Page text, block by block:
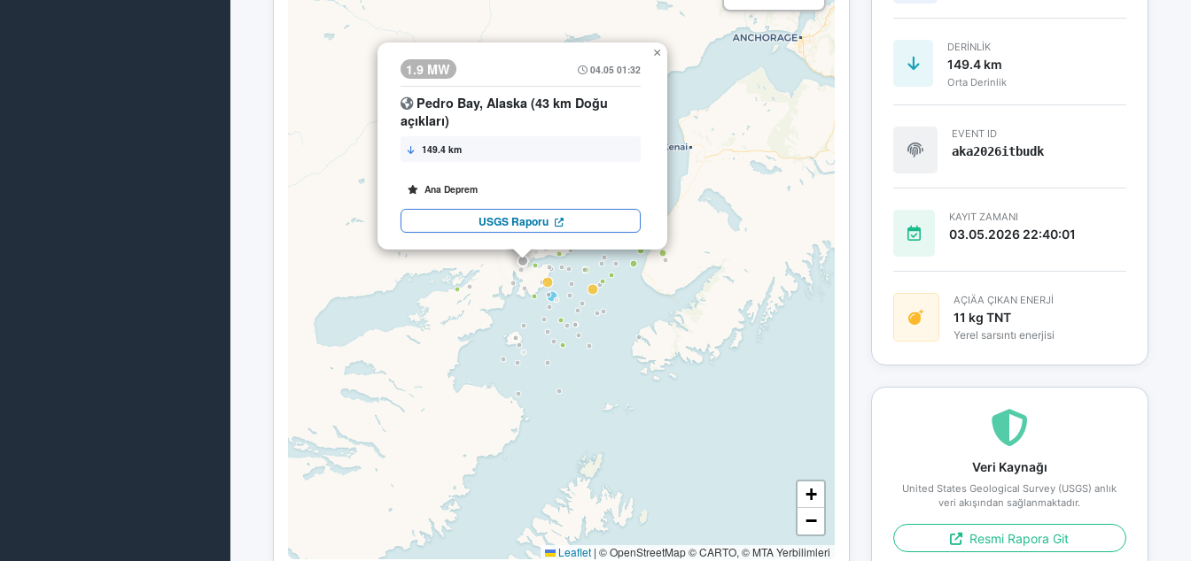
1.9 MW 04.05 01:32
Pedro Bay, Alaska (43 km Doğu
açıkları)
149.4 km
Ana Deprem
USGS Raporu
×
+
−
Leaflet | © OpenStreetMap © CARTO, © MTA Yerbilimleri
DERINLIK
149.4 km
Orta Derinlik
EVENT ID
aka2026itbudk
KAYIT ZAMANI
03.05.2026 22:40:01
AÇIÄA ÇIKAN ENERJİ
11 kg TNT
Yerel sarsıntı enerjisi
Veri Kaynağı
United States Geological Survey (USGS) anlık
veri akışından sağlanmaktadır.
Resmi Rapora Git